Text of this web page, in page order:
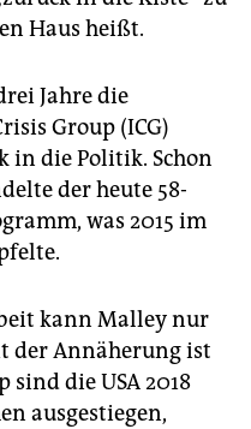
Haus heißt.
Jahre die
Group (ICG)
in die Politik. Schon
der heute 58-
was 2015 im
kann Malley nur
der Annäherung ist
die USA 2018
ausgestiegen,